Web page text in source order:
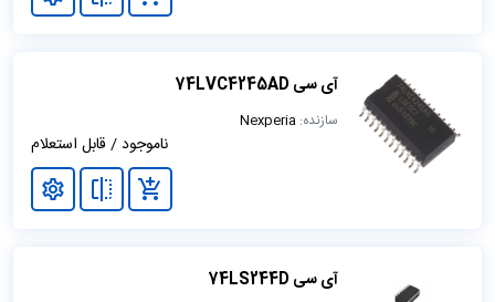
آی سی 74LVC4245AD
سازنده: Nexperia
ناموجود / قابل استعلام
آی سی 74LS244D